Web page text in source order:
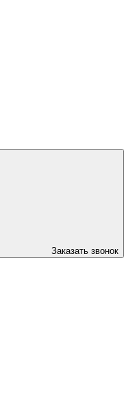
Заказать звонок